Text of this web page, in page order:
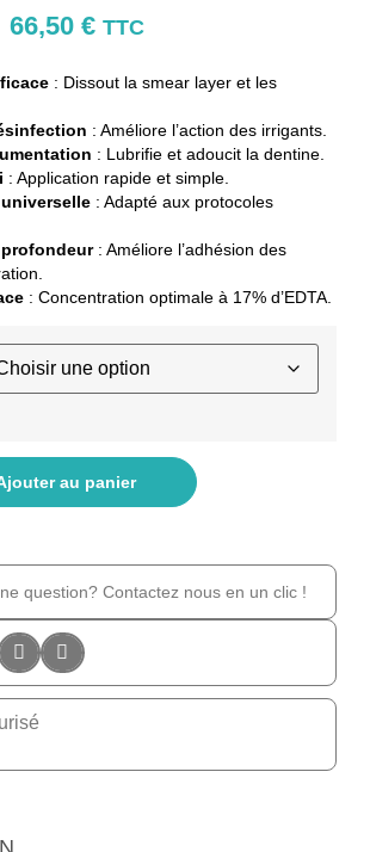
66,50 € TTC
: Dissout la smear layer et les
: Améliore l’action des irrigants.
: Lubrifie et adoucit la dentine.
: Application rapide et simple.
: Adapté aux protocoles
: Améliore l’adhésion des
: Concentration optimale à 17% d’EDTA.
au panier
question? Contactez nous en un clic !